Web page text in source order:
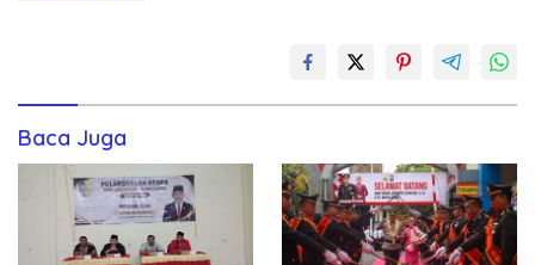
Baca Juga